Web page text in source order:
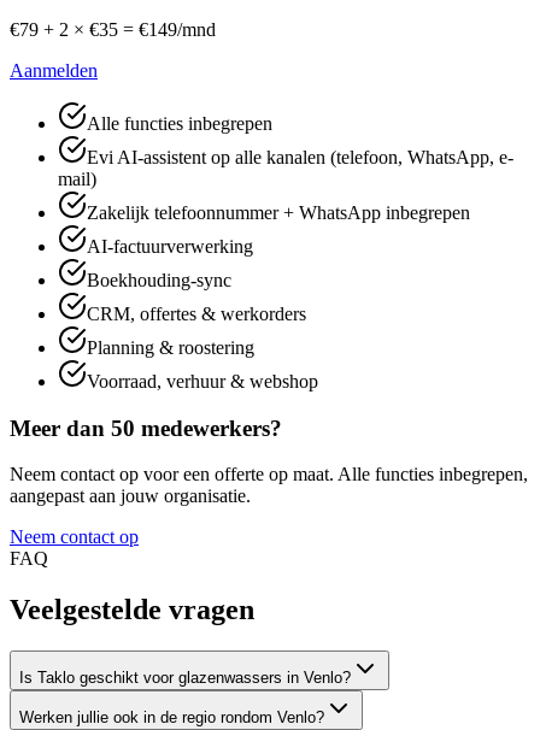
€79 + 2 × €35 = €149/mnd
Aanmelden
Alle functies inbegrepen
Evi AI-assistent op alle kanalen (telefoon, WhatsApp, e-
mail)
Zakelijk telefoonnummer + WhatsApp inbegrepen
AI-factuurverwerking
Boekhouding-sync
CRM, offertes & werkorders
Planning & roostering
Voorraad, verhuur & webshop
Meer dan 50 medewerkers?
Neem contact op voor een offerte op maat. Alle functies inbegrepen,
aangepast aan jouw organisatie.
Neem contact op
FAQ
Veelgestelde vragen
Is Taklo geschikt voor glazenwassers in Venlo?
Werken jullie ook in de regio rondom Venlo?